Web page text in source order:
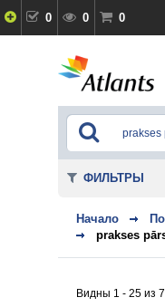
0 0 0
Начало
prakses
Видны 1 - 25 из
ФИЛЬТРЫ